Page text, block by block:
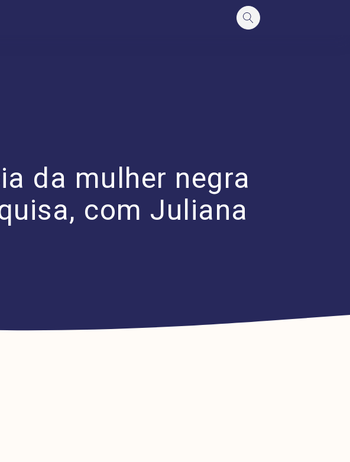
da mulher negra
com Juliana